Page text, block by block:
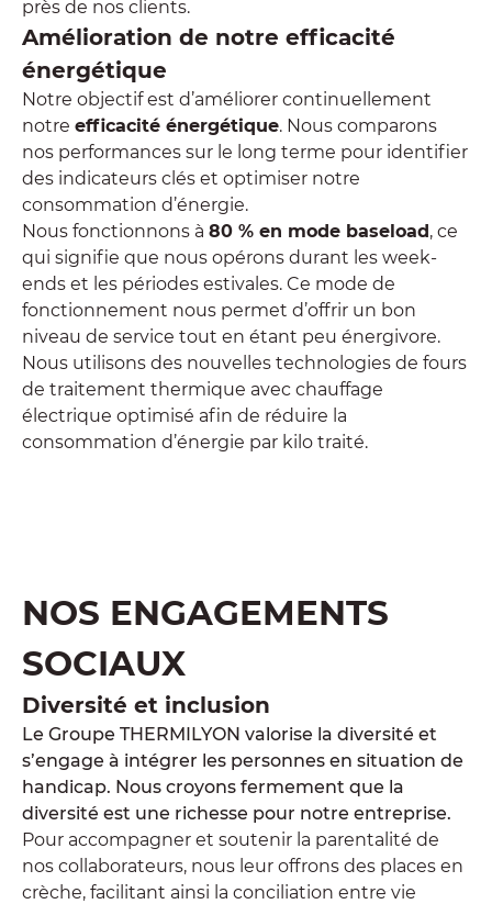
près de nos clients.
Amélioration de notre efficacité
énergétique
Notre objectif est d’améliorer continuellement
notre efficacité énergétique. Nous comparons
nos performances sur le long terme pour identifier
des indicateurs clés et optimiser notre
consommation d’énergie.
Nous fonctionnons à 80 % en mode baseload, ce
qui signifie que nous opérons durant les week-
ends et les périodes estivales. Ce mode de
fonctionnement nous permet d’offrir un bon
niveau de service tout en étant peu énergivore.
Nous utilisons des nouvelles technologies de fours
de traitement thermique avec chauffage
électrique optimisé afin de réduire la
consommation d’énergie par kilo traité.
NOS ENGAGEMENTS
SOCIAUX
Diversité et inclusion
Le Groupe THERMILYON valorise la diversité et
s’engage à intégrer les personnes en situation de
handicap. Nous croyons fermement que la
diversité est une richesse pour notre entreprise.
Pour accompagner et soutenir la parentalité de
nos collaborateurs, nous leur offrons des places en
crèche, facilitant ainsi la conciliation entre vie